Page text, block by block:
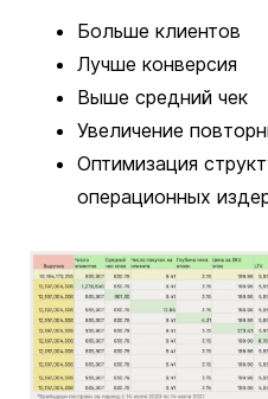
Больше клиентов
Лучше конверсия
Выше средний чек
Увеличение
Оптимизация
операционных